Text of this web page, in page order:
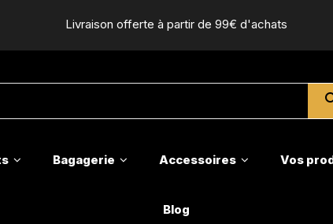
Livraison offerte à partir de 99€ d'achats
Bagagerie Accessoires Vos
Blog